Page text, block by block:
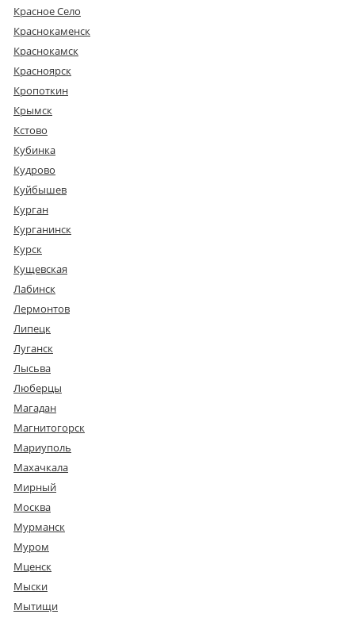
Красное Село
Краснокаменск
Краснокамск
Красноярск
Кропоткин
Крымск
Кстово
Кубинка
Кудрово
Куйбышев
Курган
Курганинск
Курск
Кущевская
Лабинск
Лермонтов
Липецк
Луганск
Лысьва
Люберцы
Магадан
Магнитогорск
Мариуполь
Махачкала
Мирный
Москва
Мурманск
Муром
Мценск
Мыски
Мытищи